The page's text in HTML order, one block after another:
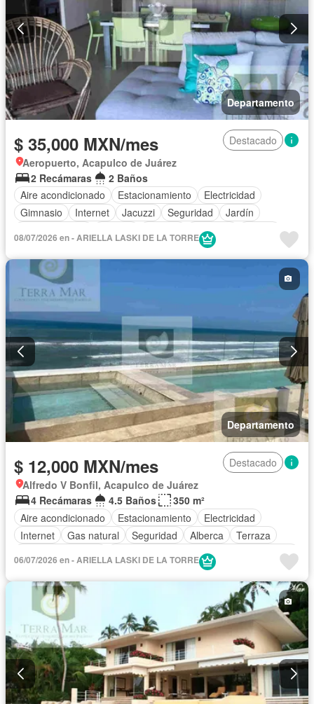
Departamento
$ 35,000 MXN/mes
Destacado
Aeropuerto, Acapulco de Juárez
2 Recámaras
2 Baños
Aire acondicionado
Estacionamiento
Electricidad
Gimnasio
Internet Jacuzzi Seguridad
Jardín
Elevador
Acceso para personas con discapacidad
Cocina equipada
Zona infantil
Recámara con closet
Permite niños
08/07/2026 en - ARIELLA LASKI DE LA TORRE
Departamento
$ 12,000 MXN/mes
Destacado
Alfredo V Bonfil, Acapulco de Juárez
4 Recámaras
4.5 Baños
350 m²
Aire acondicionado
Estacionamiento
Electricidad
Internet
Gas natural Seguridad Alberca
Terraza
Acceso para personas con discapacidad
Cocina integral
Cisterna
Jardín
Cocina equipada
Sala polivalente
Jacuzzi
Agua
Cancha de tenis
Vista panorámica
Recámara con closet
Caseta de vigilancia
Wifi Sauna
Permite niños
Completamente amueblado
06/07/2026 en - ARIELLA LASKI DE LA TORRE